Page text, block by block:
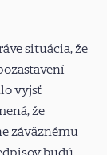
situácia, že
vyjsť
že
záväznému